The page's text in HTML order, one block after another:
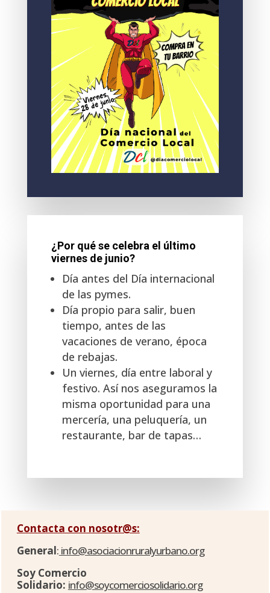
¿Por qué se celebra el último
viernes de junio?
Día antes del Día internacional
de las pymes.
Día propio para salir, buen
tiempo, antes de las
vacaciones de verano, época
de rebajas.
Un viernes, día entre laboral y
festivo. Así nos aseguramos la
misma oportunidad para una
mercería, una peluquería, un
restaurante, bar de tapas…
Contacta con nosotr@s:
General: info@asociacionruralyurbano.org
Soy Comercio
Solidario: info@soycomerciosolidario.org